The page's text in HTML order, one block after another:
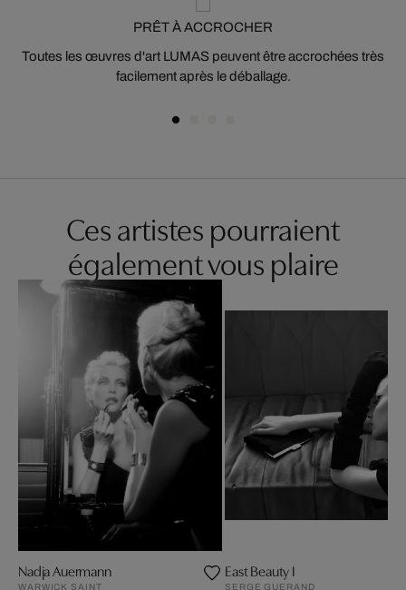
PRÊT À ACCROCHER
Toutes les œuvres d'art LUMAS peuvent être accrochées très
facilement après le déballage.
Ces artistes pourraient
également vous plaire
Nadja Auermann
WARWICK SAINT
East Beauty I
SERGE GUERAND